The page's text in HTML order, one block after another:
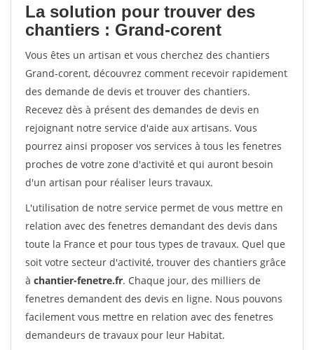
La solution pour trouver des
chantiers : Grand-corent
Vous êtes un artisan et vous cherchez des chantiers
Grand-corent, découvrez comment recevoir rapidement
des demande de devis et trouver des chantiers.
Recevez dès à présent des demandes de devis en
rejoignant notre service d'aide aux artisans. Vous
pourrez ainsi proposer vos services à tous les fenetres
proches de votre zone d'activité et qui auront besoin
d'un artisan pour réaliser leurs travaux.
L'utilisation de notre service permet de vous mettre en
relation avec des fenetres demandant des devis dans
toute la France et pour tous types de travaux. Quel que
soit votre secteur d'activité, trouver des chantiers grâce
à chantier-fenetre.fr. Chaque jour, des milliers de
fenetres demandent des devis en ligne. Nous pouvons
facilement vous mettre en relation avec des fenetres
demandeurs de travaux pour leur Habitat.